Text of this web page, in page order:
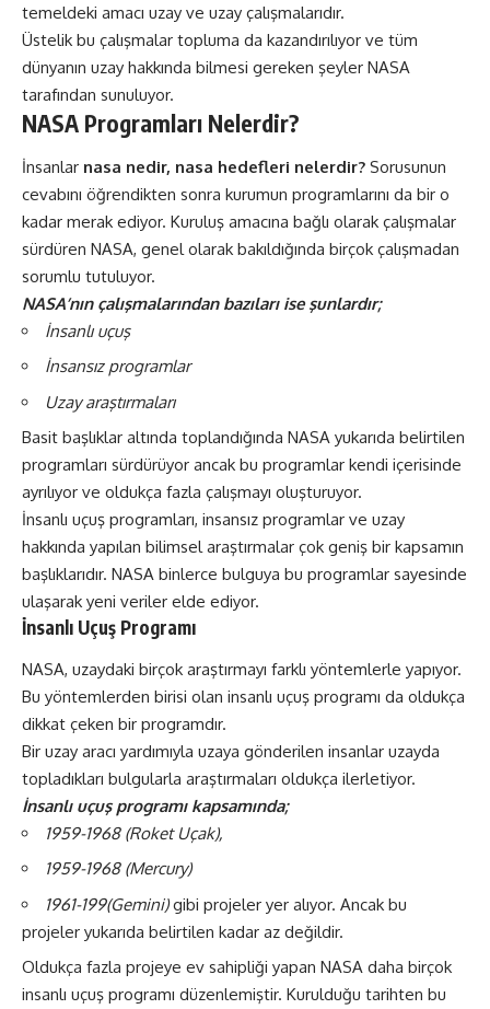
temeldeki amacı uzay ve uzay çalışmalarıdır.
Üstelik bu çalışmalar topluma da kazandırılıyor ve tüm
dünyanın uzay hakkında bilmesi gereken şeyler NASA
tarafından sunuluyor.
NASA Programları Nelerdir?
İnsanlar nasa nedir, nasa hedefleri nelerdir? Sorusunun
cevabını öğrendikten sonra kurumun programlarını da bir o
kadar merak ediyor. Kuruluş amacına bağlı olarak çalışmalar
sürdüren NASA, genel olarak bakıldığında birçok çalışmadan
sorumlu tutuluyor.
NASA’nın çalışmalarından bazıları ise şunlardır;
İnsanlı uçuş
İnsansız programlar
Uzay araştırmaları
Basit başlıklar altında toplandığında NASA yukarıda belirtilen
programları sürdürüyor ancak bu programlar kendi içerisinde
ayrılıyor ve oldukça fazla çalışmayı oluşturuyor.
İnsanlı uçuş programları, insansız programlar ve uzay
hakkında yapılan bilimsel araştırmalar çok geniş bir kapsamın
başlıklarıdır. NASA binlerce bulguya bu programlar sayesinde
ulaşarak yeni veriler elde ediyor.
İnsanlı Uçuş Programı
NASA, uzaydaki birçok araştırmayı farklı yöntemlerle yapıyor.
Bu yöntemlerden birisi olan insanlı uçuş programı da oldukça
dikkat çeken bir programdır.
Bir uzay aracı yardımıyla uzaya gönderilen insanlar uzayda
topladıkları bulgularla araştırmaları oldukça ilerletiyor.
İnsanlı uçuş programı kapsamında;
1959-1968 (Roket Uçak),
1959-1968 (Mercury)
1961-199(Gemini)gibi projeler yer alıyor. Ancak bu
projeler yukarıda belirtilen kadar az değildir.
Oldukça fazla projeye ev sahipliği yapan NASA daha birçok
insanlı uçuş programı düzenlemiştir. Kurulduğu tarihten bu